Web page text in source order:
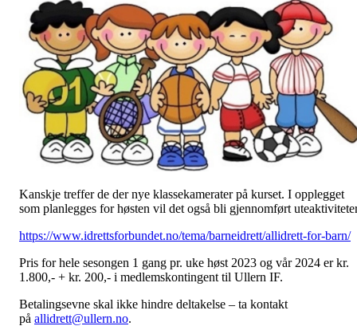
Kanskje treffer de der nye klassekamerater på kurset. I opplegget
som planlegges for høsten vil det også bli gjennomført
https://www.idrettsforbundet.no/tema/barneidrett/allidrett-for-barn/
Pris for hele sesongen 1 gang pr. uke høst 2023 og vår 2024 er kr.
1.800,- + kr. 200,- i medlemskontingent til Ullern IF.
Betalingsevne skal ikke hindre deltakelse – ta kontakt
på allidrett@ullern.no.